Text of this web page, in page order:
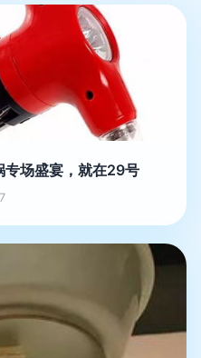
专场盛宴，就在29号